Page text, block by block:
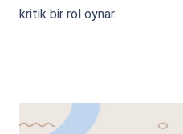
kritik bir rol oynar.